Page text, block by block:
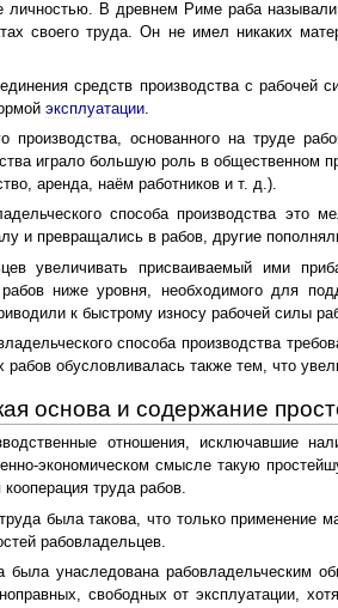
личностью. В древнем Риме раба
своего труда. Он не имел никаких
средств производства с
эксплуатации.
производства, основанного на труде
играло большую роль в общественном
аренда, наём работников и т. д.).
способа производства это
и превращались в рабов, другие
увеличивать присваиваемый ими
рабов ниже уровня, необходимого для
к быстрому износу рабочей силы
способа производства
рабов обусловливалась также тем, что
основа и содержание
отношения, исключавшие
экономическом смысле такую
труда рабов.
была такова, что только применение
рабовладельцев.
была унаследована рабовладельческим
свободных от эксплуатации,